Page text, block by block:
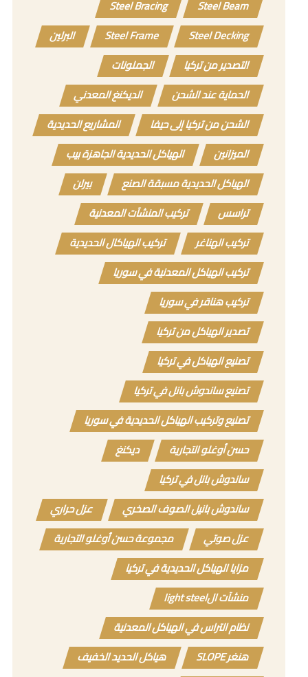
Steel Beam
Steel Bracing
Steel Decking
Steel Frame
البرلين
التصدير من تركيا
الجملونات
الحماية عند الشحن
الديكنغ المعدني
الشحن من تركيا إلى حيفا
المشاريع الحديدية
الميزانين
الهياكل الحديدية الجاهزة بيب
الهياكل الحديدية مسبقة الصنع
بيرلن
تراسس
تركيب المنشآت المعدنية
تركيب الهناغر
تركيب الهياكال الحديدية
تركيب الهياكل المعدنية في سوريا
تركيب هناقر في سوريا
تصدير الهياكل من تركيا
تصنيع الهياكل في تركيا
تصنيع ساندوش بانل في تركيا
تصنيع وتركيب الهياكل الحديدية في سوريا
حسن أوغلو التجارية
ديكنغ
ساندوش بانل في تركيا
ساندوش بانيل الصوف الصخري
عزل حراري
عزل صوتي
مجموعة حسن أوغلو التجارية
مزايا الهياكل الحديدية في تركيا
منشآت الlight steel
نظام التراس في الهياكل المعدنية
هنغر SLOPE
هياكل الحديد الخفيف